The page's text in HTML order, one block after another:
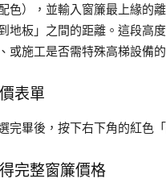
色），並輸入窗簾最上緣的
地板」之間的距離。這段高
或施工是否需特殊高梯設備
表單
完畢後，按下右下角的紅色
完整窗簾價格